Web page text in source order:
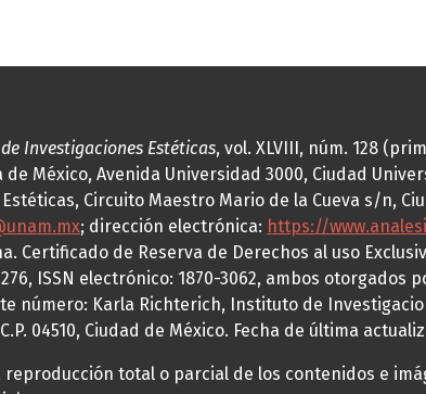
Investigaciones Estéticas, vol. XLVIII, núm. 128
México, Avenida Universidad 3000, Ciudad
Circuito Maestro Mario de la Cueva s/n,
; dirección electrónica: https://
Certificado de Reserva de Derechos al uso
ISSN electrónico: 1870-3062, ambos
número: Karla Richterich, Instituto de
04510, Ciudad de México. Fecha de última
total o parcial de los contenidos e